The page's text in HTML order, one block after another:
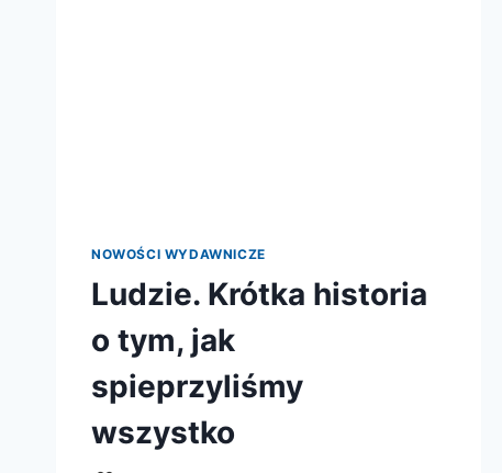
NOWOŚCI WYDAWNICZE
Ludzie. Krótka historia
o tym, jak
spieprzyliśmy
wszystko